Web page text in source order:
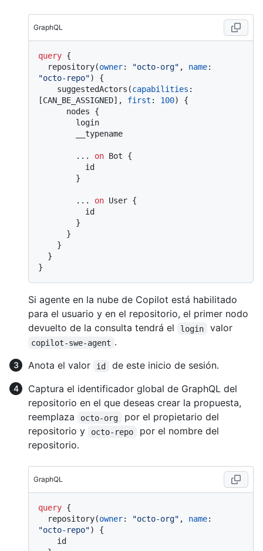
GraphQL
query {
  repository
(owner: "octo-org" , name:
"octo-repo")
{
    suggestedActors
(capabilities :
[CAN_BE_ASSIGNED] , first : 100)
{
      nodes
{
... on Bot {
}
... on User {
}
}
}
}
}
Si agente en la nube de Copilot está habilitado
para el usuario y en el repositorio, el primer nodo
devuelto de la consulta tendrá el
login valor
copilot-swe-agent .
Anota el valor
id
de este inicio de sesión.
Captura el identificador global de GraphQL del
repositorio en el que deseas crear la propuesta,
reemplaza
octo-org
por el propietario del
repositorio y
octo-repo
por el nombre del
repositorio.
GraphQL
query {
  repository
(owner: "octo-org" , name:
"octo-repo")
{